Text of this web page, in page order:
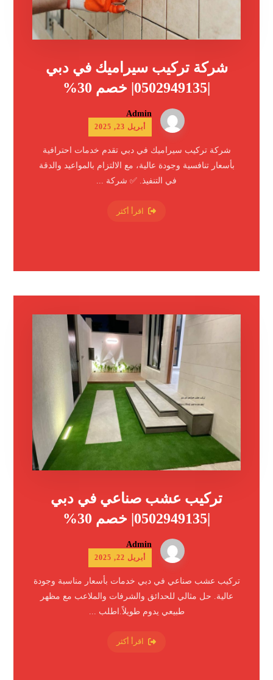
شركة تركيب سيراميك في دبي
Admin
أبريل 23, 2025
شركة تركيب سيراميك في دبي تقدم خدمات احترافية
بأسعار تنافسية وجودة عالية، مع الالتزام بالمواعيد والدقة
في التنفيذ. ✅ شركة ...
اقرأ أكثر
تركيب عشب صناعي في دبي
|0502949135| خصم 30%
Admin
أبريل 22, 2025
تركيب عشب صناعي في دبي خدمات بأسعار مناسبة وجودة
عالية. حل مثالي للحدائق والشرفات والملاعب مع مظهر
طبيعي يدوم طويلاً.اطلب ...
اقرأ أكثر